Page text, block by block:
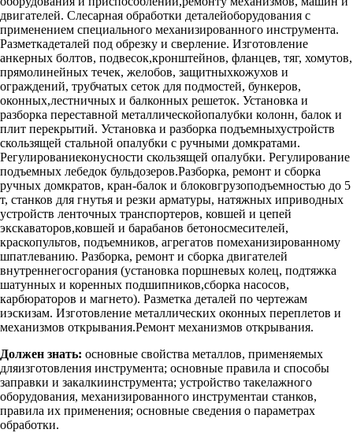
двигателей. Слесарная обработки деталейоборудования с
применением специального механизированного инструмента.
Разметкадеталей под обрезку и сверление. Изготовление
анкерных болтов, подвесок,кронштейнов, фланцев, тяг, хомутов,
прямолинейных течек, желобов, защитныхкожухов и
ограждений, трубчатых сеток для подмостей, бункеров,
оконных,лестничных и балконных решеток. Установка и
разборка переставной металлическойопалубки колонн, балок и
плит перекрытий. Установка и разборка подъемныхустройств
скользящей стальной опалубки с ручными домкратами.
Регулированиеконусности скользящей опалубки. Регулирование
подъемных лебедок бульдозеров.Разборка, ремонт и сборка
ручных домкратов, кран-балок и блоковгрузоподъемностью до 5
т, станков для гнутья и резки арматуры, натяжных иприводных
устройств ленточных транспортеров, ковшей и цепей
экскаваторов,ковшей и барабанов бетоносмесителей,
краскопультов, подъемников, агрегатов помеханизированному
шпатлеванию. Разборка, ремонт и сборка двигателей
внутреннегосгорания (установка поршневых колец, подтяжка
шатунных и коренных подшипников,сборка насосов,
карбюраторов и магнето). Разметка деталей по чертежам
иэскизам. Изготовление металлических оконных переплетов и
механизмов открывания.Ремонт механизмов открывания.
Должен знать: основные свойства металлов, применяемых
дляизготовления инструмента; основные правила и способы
заправки и закалкиинструмента; устройство такелажного
оборудования, механизированного инструментаи станков,
правила их применения; основные сведения о параметрах
обработки.